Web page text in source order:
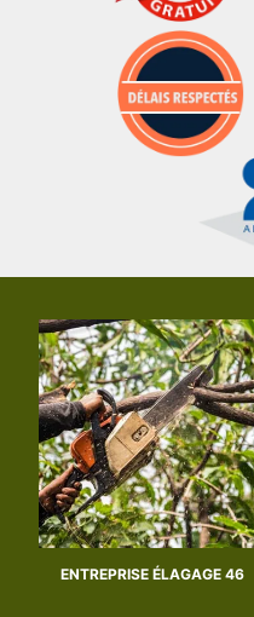
ENTREPRISE ÉLAGAGE 46